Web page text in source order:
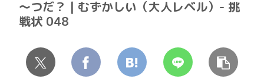
～つだ？ | むずかしい（大人レベル）- 挑
戦状 048